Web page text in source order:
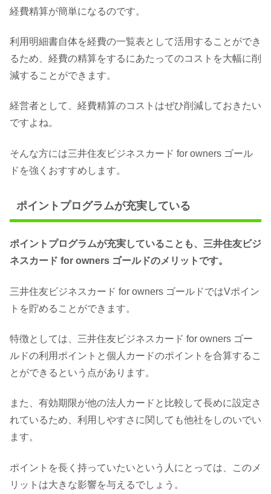
経費精算が簡単になるのです。
利用明細書自体を経費の一覧表として活用することができ
るため、経費の精算をするにあたってのコストを大幅に削
減することができます。
経営者として、経費精算のコストはぜひ削減しておきたい
ですよね。
そんな方には三井住友ビジネスカード for owners ゴール
ドを強くおすすめします。
ポイントプログラムが充実している
ポイントプログラムが充実していることも、三井住友ビジ
ネスカード for owners ゴールドのメリットです。
三井住友ビジネスカード for owners ゴールドではVポイン
トを貯めることができます。
特徴としては、三井住友ビジネスカード for owners ゴー
ルドの利用ポイントと個人カードのポイントを合算するこ
とができるという点があります。
また、有効期限が他の法人カードと比較して長めに設定さ
れているため、利用しやすさに関しても他社をしのいでい
ます。
ポイントを長く持っていたいという人にとっては、このメ
リットは大きな影響を与えるでしょう。